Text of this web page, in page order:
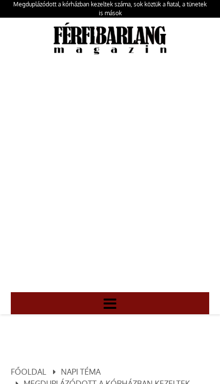
Megduplázódott a kórházban kezeltek száma, sok köztük a fiatal, a tünetek
is mások
FŐOLDAL
NAPI TÉMA